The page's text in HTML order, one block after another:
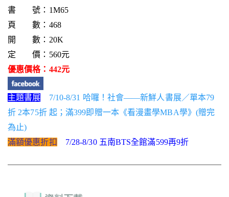
書 號：1M65
頁 數：468
開 數：20K
定 價：560元
優惠價格：442元
主題書展
7/10-8/31 哈囉！社會——新鮮人書展／單本79
折 2本75折 起；滿399即贈一本《看漫畫學MBA學》(贈完
為止)
滿額優惠折扣
7/28-8/30 五南BTS全館滿599再9折